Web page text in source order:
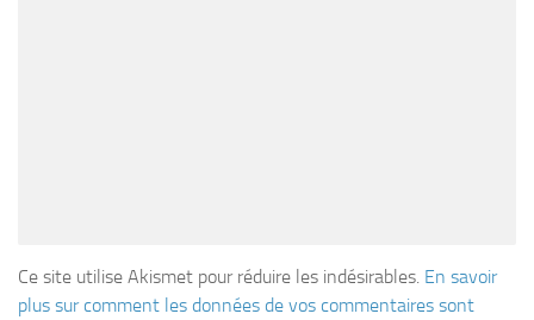
Ce site utilise Akismet pour réduire les indésirables. En savoir
plus sur comment les données de vos commentaires sont